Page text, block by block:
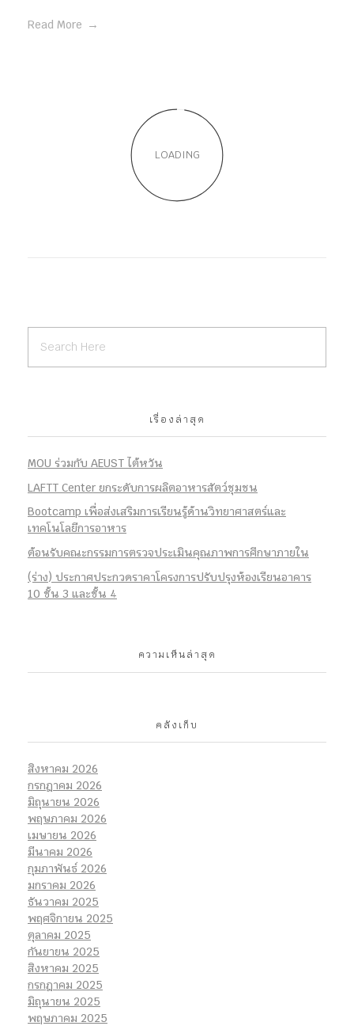
Read More
LOADING
เรื่องล่าสุด
MOU ร่วมกับ AEUST ไต้หวัน
LAFTT Center ยกระดับการผลิตอาหารสัตว์ชุมชน
Bootcamp เพื่อส่งเสริมการเรียนรู้ด้านวิทยาศาสตร์และ
เทคโนโลยีการอาหาร
ต้อนรับคณะกรรมการตรวจประเมินคุณภาพการศึกษาภายใน
(ร่าง) ประกาศประกวดราคาโครงการปรับปรุงห้องเรียนอาคาร
10 ชั้น 3 และชั้น 4
ความเห็นล่าสุด
คลังเก็บ
สิงหาคม 2026
กรกฎาคม 2026
มิถุนายน 2026
พฤษภาคม 2026
เมษายน 2026
มีนาคม 2026
กุมภาพันธ์ 2026
มกราคม 2026
ธันวาคม 2025
พฤศจิกายน 2025
ตุลาคม 2025
กันยายน 2025
สิงหาคม 2025
กรกฎาคม 2025
มิถุนายน 2025
พฤษภาคม 2025